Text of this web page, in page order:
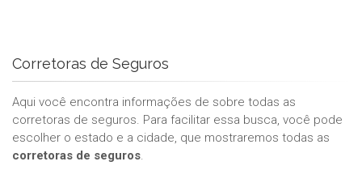
Corretoras de Seguros
Aqui você encontra informações de sobre todas as
corretoras de seguros. Para facilitar essa busca, você pode
escolher o estado e a cidade, que mostraremos todas as
corretoras de seguros.